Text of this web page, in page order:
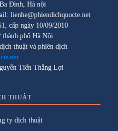
Đình, Hà nội
lienhe@phiendichquocte.net
cấp ngày 10/09/2010
thành phố Hà Nội
thuật và phiên dịch
Tiến Thắng Lợi
THUẬT
ty dịch thuật